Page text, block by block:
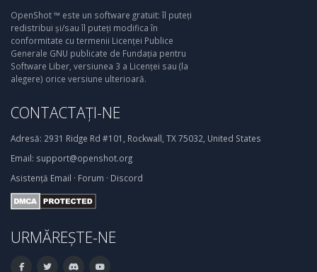
OpenShot ™ este un software gratuit: îl puteți
redistribui și/sau îl puteți modifica în
conformitate cu termenii Licenței Publice
Generale GNU publicate de Fundația pentru
Software Liber, versiunea 3 a Licenței sau (la
alegere) orice versiune ulterioară.
CONTACTAȚI-NE
Adresă: 2931 Ridge Rd #101, Rockwall, TX 75032, United States
Email: support@openshot.org
Asistență Email · Forum · Discord
URMĂREȘTE-NE